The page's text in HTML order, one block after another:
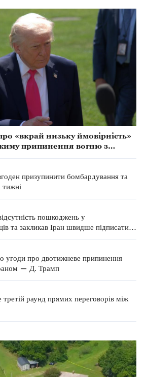
«вкрай низьку ймовірність»
припинення вогню з
призупинити бомбардування та
тижні
пошкоджень у
та закликав Іран швидше підписати
угоди про двотижневе припинення
— Д. Трамп
раунд прямих переговорів між